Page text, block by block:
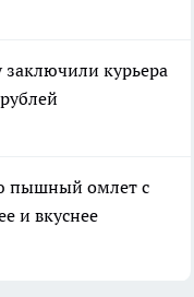
курьера
пышный омлет с
и вкуснее